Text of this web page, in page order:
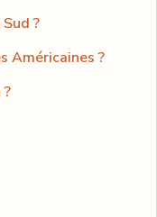
?
Américaines ?